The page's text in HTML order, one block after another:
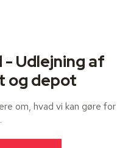
Udlejning af
og depot
om, hvad vi kan gøre for